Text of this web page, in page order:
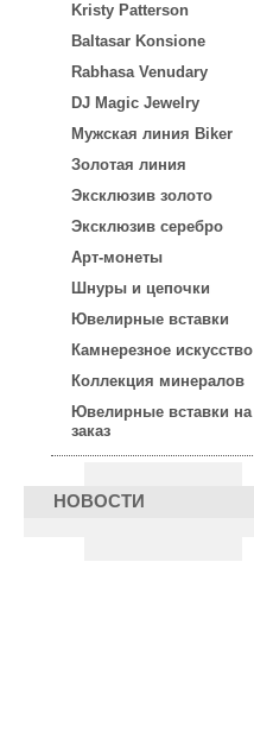
Kristy Patterson
Baltasar Konsione
Rabhasa Venudary
DJ Magic Jewelry
Мужская линия Biker
Золотая линия
Эксклюзив золото
Эксклюзив серебро
Арт-монеты
Шнуры и цепочки
Ювелирные вставки
Камнерезное искусство
Коллекция минералов
Ювелирные вставки на
заказ
НОВОСТИ